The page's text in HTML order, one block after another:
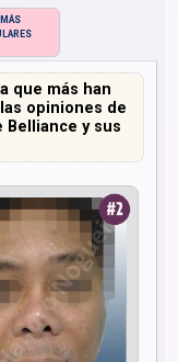
MÁS
que más han
opiniones de
Belliance y sus